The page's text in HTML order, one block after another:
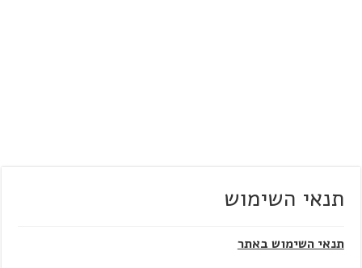
תנאי השימוש
תנאי השימוש באתר